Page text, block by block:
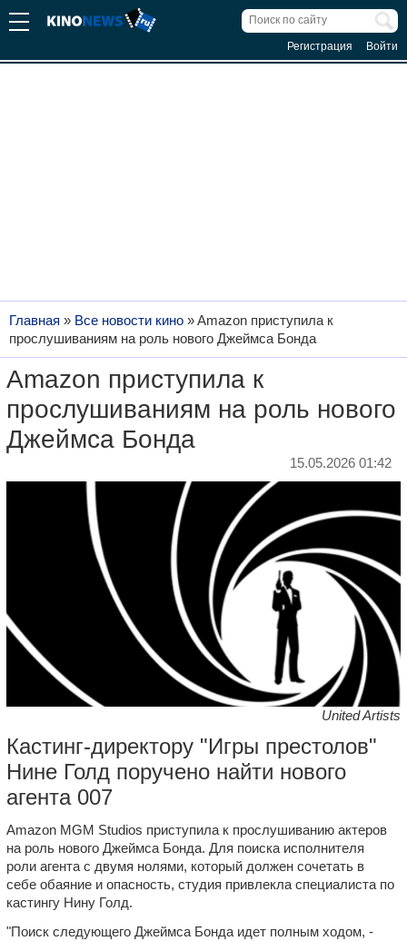
Регистрация Войти
Главная » Все новости кино »Amazon приступила к
прослушиваниям на роль нового Джеймса Бонда
Amazon приступила к
прослушиваниям на роль нового
Джеймса Бонда
15.05.2026 01:42
United Artists
Кастинг-директору "Игры престолов"
Нине Голд поручено найти нового
агента 007
Amazon MGM Studios приступила к прослушиванию актеров
на роль нового Джеймса Бонда. Для поиска исполнителя
роли агента с двумя нолями, который должен сочетать в
себе обаяние и опасность, студия привлекла специалиста по
кастингу Нину Голд.
"Поиск следующего Джеймса Бонда идет полным ходом, -